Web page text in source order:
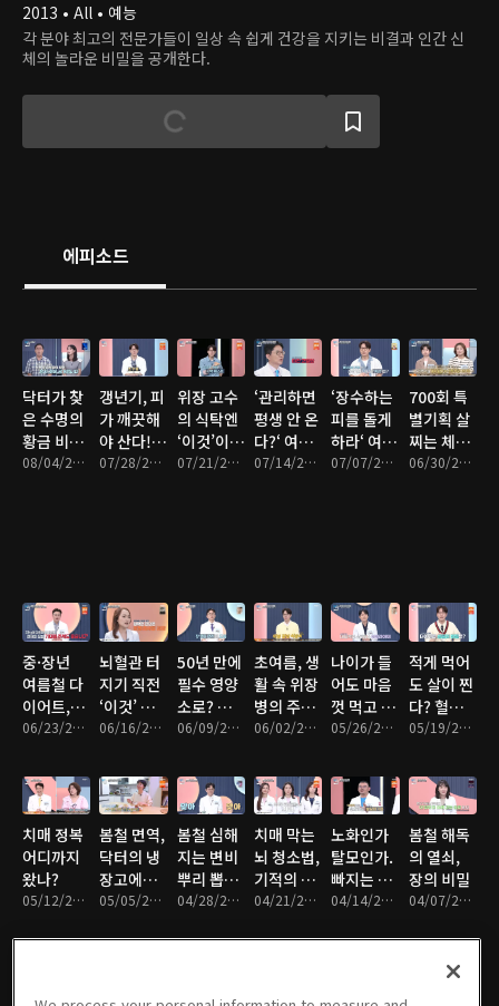
2013 • All • 예능
각 분야 최고의 전문가들이 일상 속 쉽게 건강을 지키는 비결과 인간 신
체의 놀라운 비밀을 공개한다.
에피소드
닥터가 찾
은 수명의
황금 비율
은?
08/04/2026 • 48분
갱년기, 피
가 깨끗해
야 산다!
10년을 잡
07/28/2026 • 48분
위장 고수
의 식탁엔
‘이것’이
있다?
07/21/2026 • 47분
‘관리하면
평생 안 온
다?‘ 여름
철 뇌졸중
07/14/2026 • 47분
‘장수하는
피를 돌게
하라‘ 여름
철 혈당 잡
07/07/2026 • 47분
700회 특
별기획 살
찌는 체질
바꾸는 혈
06/30/2026 • 47분
중·장년
여름철 다
이어트,
‘이것’이
패를 가른
다?
06/23/2026 • 48분
뇌혈관 터
지기 직전
‘이것’ 반
복된다?
전 봉쇄법
06/16/2026 • 47분
50년 만에
필수 영양
소로? 우
리가 놓친
의 힘
06/09/2026 • 47분
초여름, 생
활 속 위장
병의 주범
은?
06/02/2026 • 47분
나이가 들
어도 마음
껏 먹고 싶
다? 소화05/26/2026 • 47분
적게 먹어
도 살이 찐
다? 혈당
다이어트05/19/2026 • 48분
치매 정복
어디까지
왔나?
05/12/2026 • 49분
봄철 면역,
닥터의 냉
장고에는
‘이것’이05/05/2026 • 46분
봄철 심해
지는 변비
뿌리 뽑는
법
04/28/2026 • 46분
치매 막는
뇌 청소법,
기적의 습
관
04/21/2026 • 47분
노화인가
탈모인가.
빠지는 머
리카락의04/14/2026 • 47분
봄철 해독
의 열쇠,
장의 비밀
04/07/2026 • 47분